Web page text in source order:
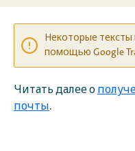
Некоторые
помощью Google
Читать далее о
почты.